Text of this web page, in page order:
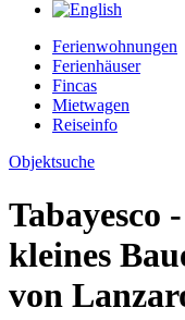
Ferienwohnungen
Ferienhäuser
Fincas
Mietwagen
Reiseinfo
Objektsuche
Tabayesco
kleines
von